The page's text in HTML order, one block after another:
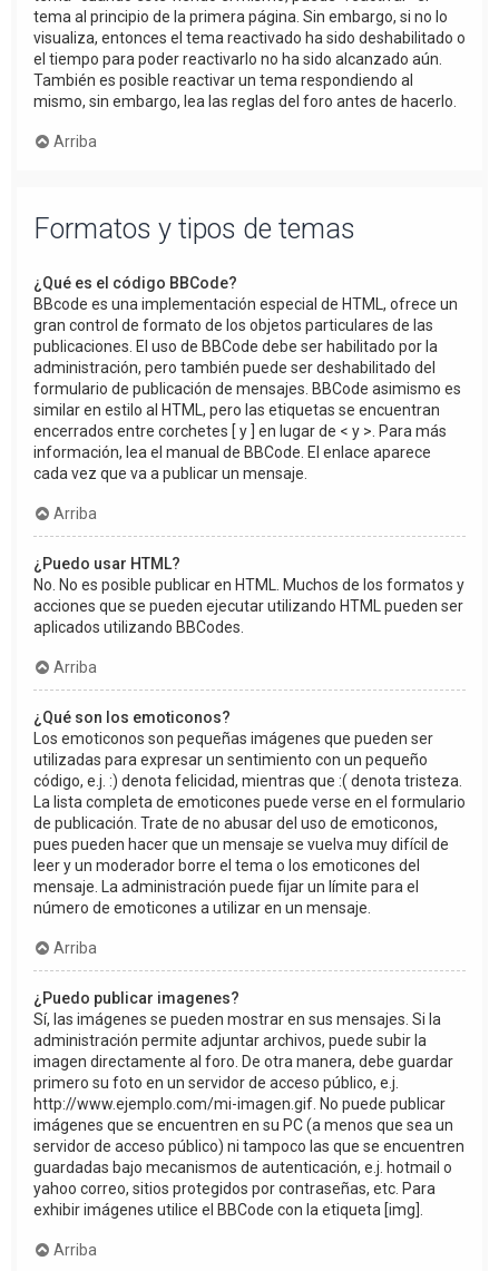
tema al principio de la primera página. Sin embargo, si no lo
visualiza, entonces el tema reactivado ha sido deshabilitado o
el tiempo para poder reactivarlo no ha sido alcanzado aún.
También es posible reactivar un tema respondiendo al
mismo, sin embargo, lea las reglas del foro antes de hacerlo.
Arriba
Formatos y tipos de temas
¿Qué es el código BBCode?
BBcode es una implementación especial de HTML, ofrece un
gran control de formato de los objetos particulares de las
publicaciones. El uso de BBCode debe ser habilitado por la
administración, pero también puede ser deshabilitado del
formulario de publicación de mensajes. BBCode asimismo es
similar en estilo al HTML, pero las etiquetas se encuentran
encerrados entre corchetes [ y ] en lugar de < y >. Para más
información, lea el manual de BBCode. El enlace aparece
cada vez que va a publicar un mensaje.
Arriba
¿Puedo usar HTML?
No. No es posible publicar en HTML. Muchos de los formatos y
acciones que se pueden ejecutar utilizando HTML pueden ser
aplicados utilizando BBCodes.
Arriba
¿Qué son los emoticonos?
Los emoticonos son pequeñas imágenes que pueden ser
utilizadas para expresar un sentimiento con un pequeño
código, e.j. :) denota felicidad, mientras que :( denota tristeza.
La lista completa de emoticones puede verse en el formulario
de publicación. Trate de no abusar del uso de emoticonos,
pues pueden hacer que un mensaje se vuelva muy difícil de
leer y un moderador borre el tema o los emoticones del
mensaje. La administración puede fijar un límite para el
número de emoticones a utilizar en un mensaje.
Arriba
¿Puedo publicar imagenes?
Sí, las imágenes se pueden mostrar en sus mensajes. Si la
administración permite adjuntar archivos, puede subir la
imagen directamente al foro. De otra manera, debe guardar
primero su foto en un servidor de acceso público, e.j.
http://www.ejemplo.com/mi-imagen.gif. No puede publicar
imágenes que se encuentren en su PC (a menos que sea un
servidor de acceso público) ni tampoco las que se encuentren
guardadas bajo mecanismos de autenticación, e.j. hotmail o
yahoo correo, sitios protegidos por contraseñas, etc. Para
exhibir imágenes utilice el BBCode con la etiqueta [img].
Arriba